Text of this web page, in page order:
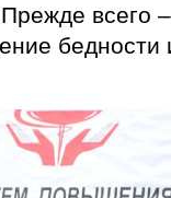
всего